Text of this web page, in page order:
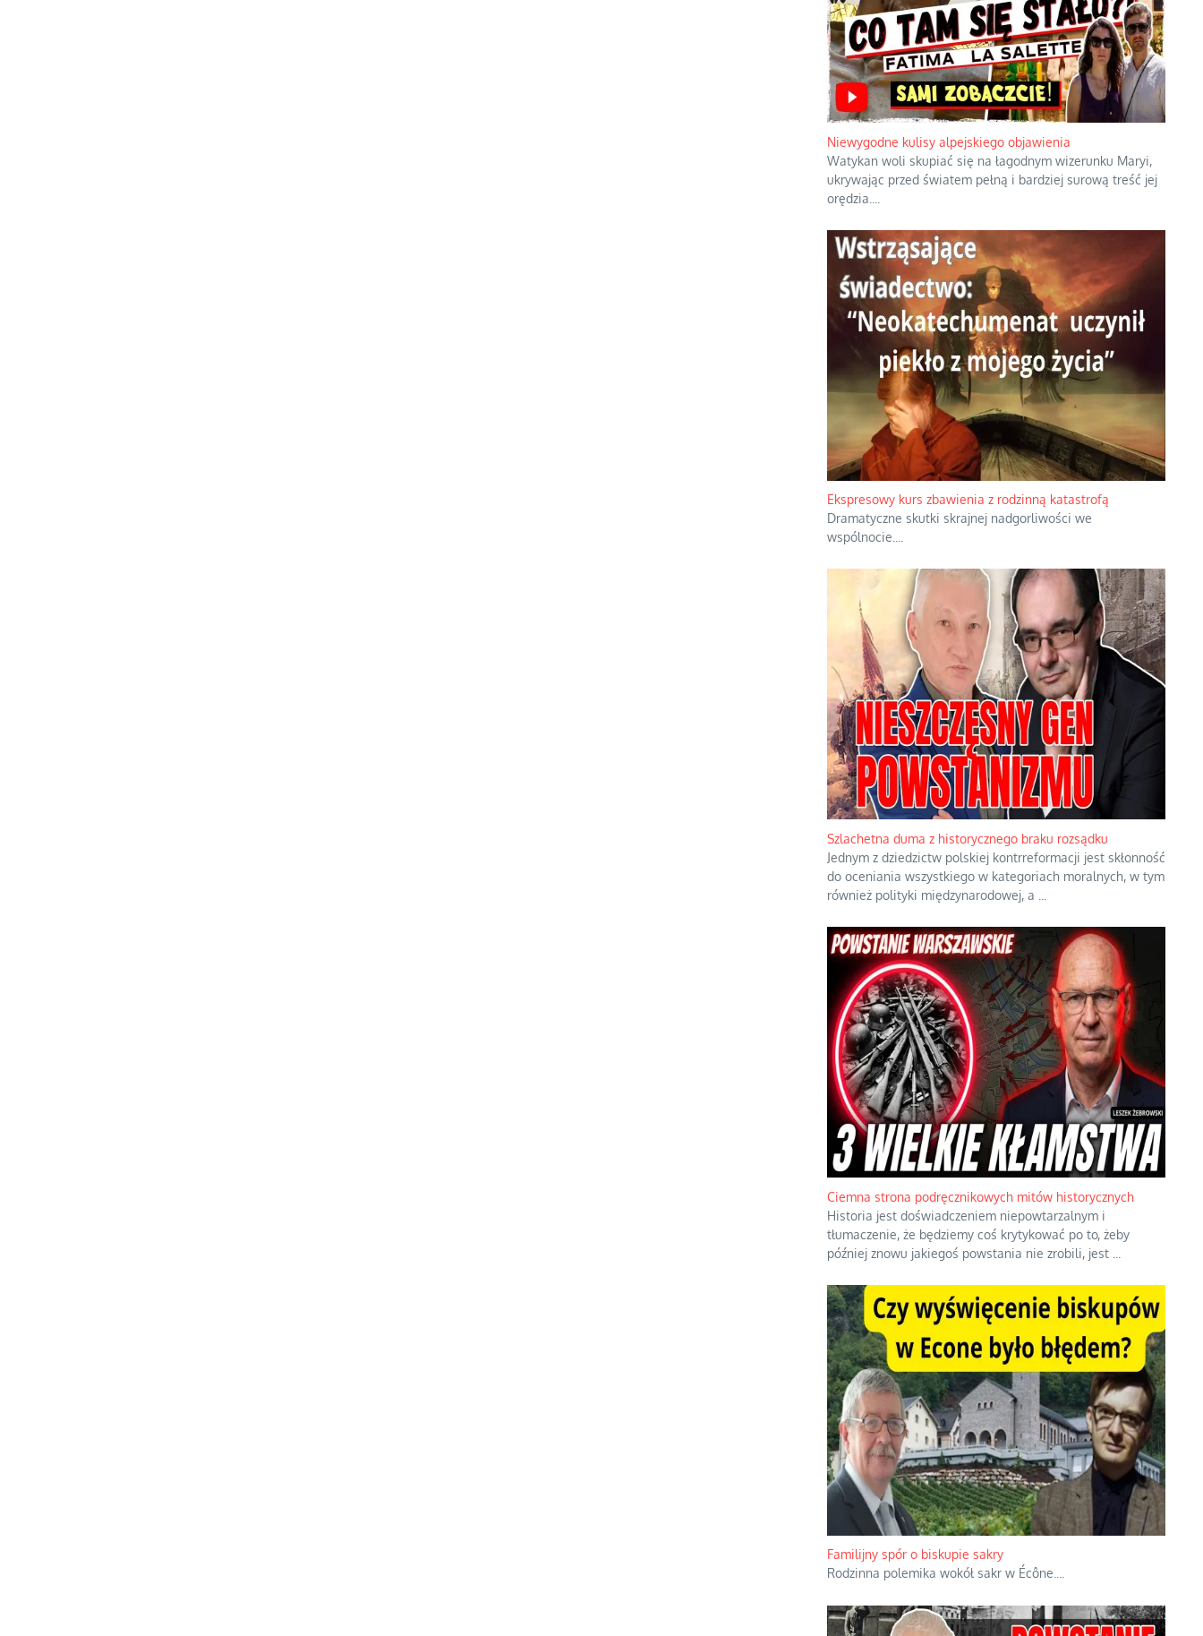
Niewygodne kulisy alpejskiego objawienia
Watykan woli skupiać się na łagodnym wizerunku Maryi,
ukrywając przed światem pełną i bardziej surową treść jej
orędzia.
Ekspresowy kurs zbawienia z rodzinną katastrofą
Dramatyczne skutki skrajnej nadgorliwości we
wspólnocie.
Szlachetna duma z historycznego braku rozsądku
Jednym z dziedzictw polskiej kontrreformacji jest skłonność
do oceniania wszystkiego w kategoriach moralnych, w tym
również polityki międzynarodowej, a
Ciemna strona podręcznikowych mitów historycznych
Historia jest doświadczeniem niepowtarzalnym i
tłumaczenie, że będziemy coś krytykować po to, żeby
później znowu jakiegoś powstania nie zrobili, jest
Familijny spór o biskupie sakry
Rodzinna polemika wokół sakr w Écône.